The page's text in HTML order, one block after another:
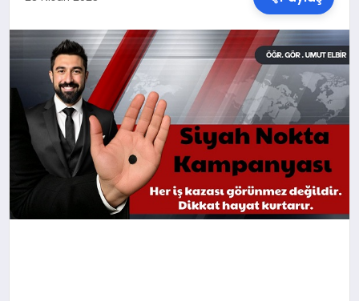
TEKNOLOJI
YAŞAM
MALATYA HABERLERI